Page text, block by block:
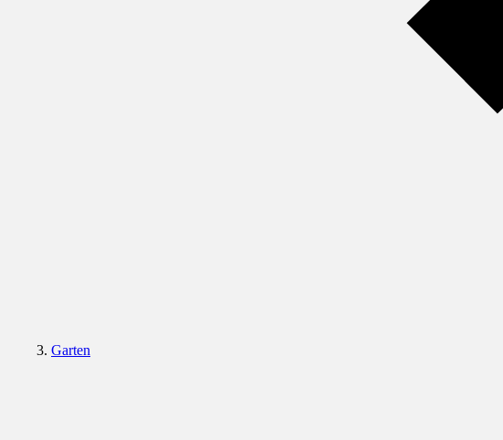
Garten